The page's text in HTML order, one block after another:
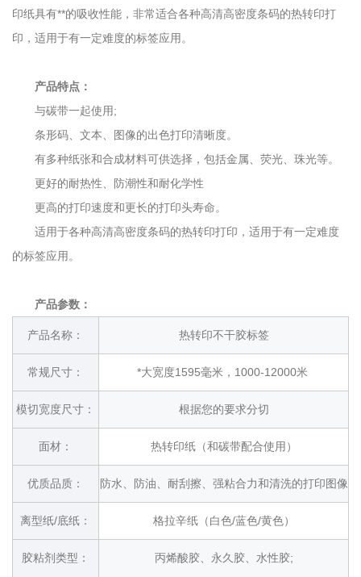
印纸具有**的吸收性能，非常适合各种高清高密度条码的热转印打
印，适用于有一定难度的标签应用。
产品特点：
与碳带一起使用;
条形码、文本、图像的出色打印清晰度。
有多种纸张和合成材料可供选择，包括金属、荧光、珠光等。
更好的耐热性、防潮性和耐化学性
更高的打印速度和更长的打印头寿命。
适用于各种高清高密度条码的热转印打印，适用于有一定难度
的标签应用。
产品参数：
产品名称： 热转印不干胶标签
常规尺寸： *大宽度1595毫米，1000-12000米
模切宽度尺寸： 根据您的要求分切
面材： 热转印纸（和碳带配合使用）
优质品质： 防水、防油、耐刮擦、强粘合力和清洗的打印图像
离型纸/底纸： 格拉辛纸（白色/蓝色/黄色）
胶粘剂类型： 丙烯酸胶、永久胶、水性胶;